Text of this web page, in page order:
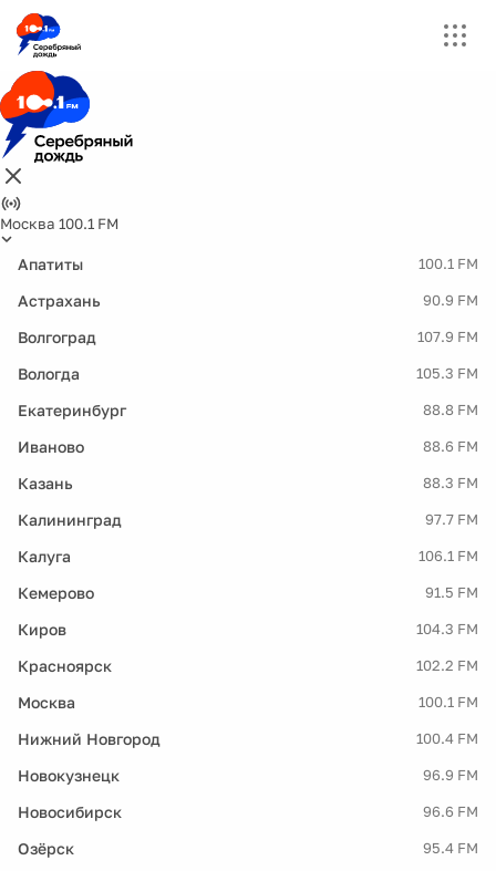
Москва 100.1 FM
Апатиты 100.1 FM
Астрахань 90.9 FM
Волгоград 107.9 FM
Вологда 105.3 FM
Екатеринбург 88.8 FM
Иваново 88.6 FM
Казань 88.3 FM
Калининград 97.7 FM
Калуга 106.1 FM
Кемерово 91.5 FM
Киров 104.3 FM
Красноярск 102.2 FM
Москва 100.1 FM
Нижний Новгород 100.4 FM
Новокузнецк 96.9 FM
Новосибирск 96.6 FM
Озёрск 95.4 FM